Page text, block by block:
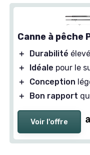
Canne à pêche
＋ Durabilité
＋
Idéale pour le
＋
Conception
＋
Bon rapport
Voir l'offre